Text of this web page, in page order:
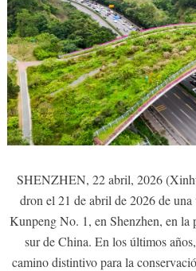
SHENZHEN, 22 abril, 2026
dron el 21 de abril de 2026 de
Kunpeng No. 1, en Shenzhen, en la
sur de China. En los últimos
camino distintivo para la